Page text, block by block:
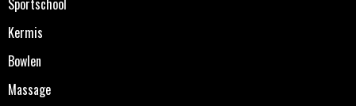
Sportschool
Kermis
Bowlen
Massage